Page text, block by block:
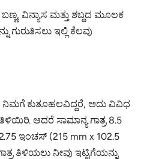
ಬಣ್ಣ, ವಿನ್ಯಾಸ ಮತ್ತು ಶಬ್ದದ ಮೂಲಕ
ಗುರುತಿಸಲು ಇಲ್ಲಿ ಕೆಲವು
ನಿಮಗೆ ಕುತೂಹಲವಿದ್ದರೆ, ಅದು ವಿವಿಧ
ತಿಳಿಯಿರಿ. ಆದರೆ ಸಾಮಾನ್ಯ ಗಾತ್ರ 8.5
ಇಂಚಸ್ (215 mm x 102.5
ತಿಳಿಯಲು ನೀವು ಇಟ್ಟಿಗೆಯನ್ನು